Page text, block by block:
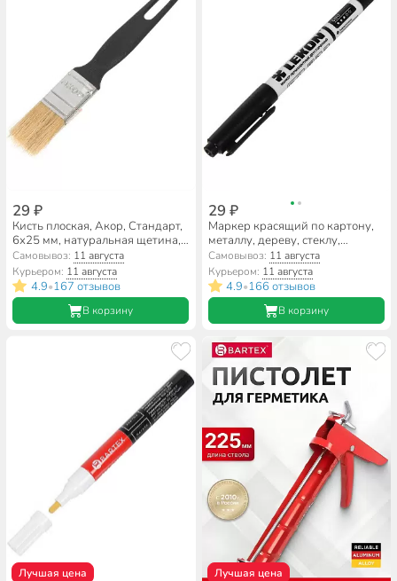
29 ₽
Кисть плоская, Акор, Стандарт,
6х25 мм, натуральная щетина,
рукоятка пластик, 110 06 025
Самовывоз: 11 августа
Курьером: 11 августа
4.9•167 отзывов
В корзину
29 ₽
Маркер красящий по картону,
металлу, дереву, стеклу,
двухсторонний, черный, Lekon,
Duo, 012281
Самовывоз: 11 августа
Курьером: 11 августа
4.9•166 отзывов
В корзину
Лучшая цена Лучшая цена